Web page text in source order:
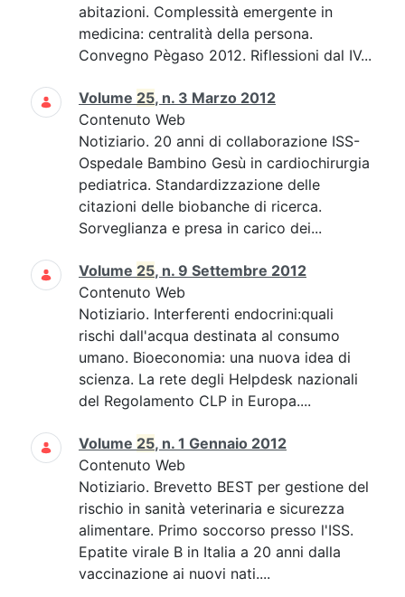
abitazioni. Complessità emergente in
medicina: centralità della persona.
Convegno Pègaso 2012. Riflessioni dal IV...
Volume 25, n. 3 Marzo 2012
Contenuto Web
Notiziario. 20 anni di collaborazione ISS-
Ospedale Bambino Gesù in cardiochirurgia
pediatrica. Standardizzazione delle
citazioni delle biobanche di ricerca.
Sorveglianza e presa in carico dei...
Volume 25, n. 9 Settembre 2012
Contenuto Web
Notiziario. Interferenti endocrini:quali
rischi dall'acqua destinata al consumo
umano. Bioeconomia: una nuova idea di
scienza. La rete degli Helpdesk nazionali
del Regolamento CLP in Europa....
Volume 25, n. 1 Gennaio 2012
Contenuto Web
Notiziario. Brevetto BEST per gestione del
rischio in sanità veterinaria e sicurezza
alimentare. Primo soccorso presso l'ISS.
Epatite virale B in Italia a 20 anni dalla
vaccinazione ai nuovi nati....